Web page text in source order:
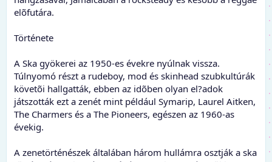
elõfutára.
Története
A Ska gyökerei az 1950-es évekre nyúlnak vissza.
Túlnyomó részt a rudeboy, mod és skinhead szubkultúrák
követõi hallgatták, ebben az idõben olyan el?adok
játszották ezt a zenét mint például Symarip, Laurel Aitken,
The Charmers és a The Pioneers, egészen az 1960-as
évekig.
A zenetörténészek általában három hullámra osztják a ska